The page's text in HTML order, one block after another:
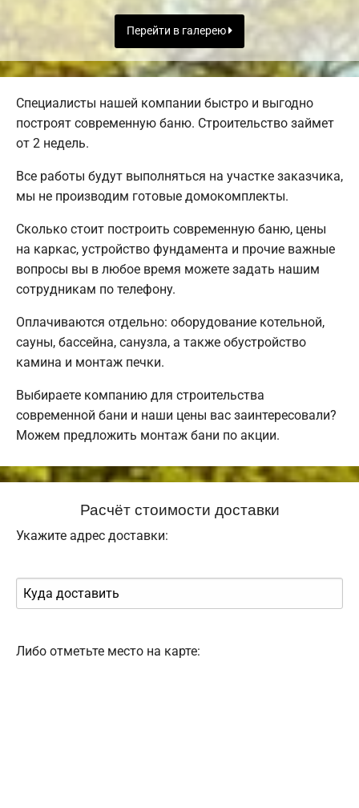
Перейти в галерею
Специалисты нашей компании быстро и выгодно
построят современную баню. Строительство займет
от 2 недель.
Все работы будут выполняться на участке заказчика,
мы не производим готовые домокомплекты.
Сколько стоит построить современную баню, цены
на каркас, устройство фундамента и прочие важные
вопросы вы в любое время можете задать нашим
сотрудникам по телефону.
Оплачиваются отдельно: оборудование котельной,
сауны, бассейна, санузла, а также обустройство
камина и монтаж печки.
Выбираете компанию для строительства
современной бани и наши цены вас заинтересовали?
Можем предложить монтаж бани по акции.
Расчёт стоимости доставки
Укажите адрес доставки:
Либо отметьте место на карте: